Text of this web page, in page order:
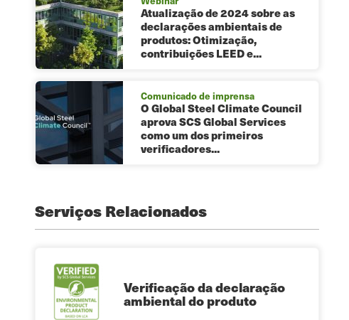
Atualização de 2024 sobre as
declarações ambientais de
produtos: Otimização,
contribuições LEED e...
Comunicado de imprensa
O Global Steel Climate Council
aprova SCS Global Services
como um dos primeiros
verificadores...
Serviços Relacionados
Verificação da declaração
ambiental do produto